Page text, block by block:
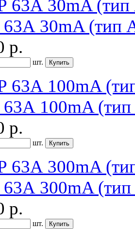
30mA (тип
р.
шт.
100mA
р.
шт.
300mA
р.
шт.